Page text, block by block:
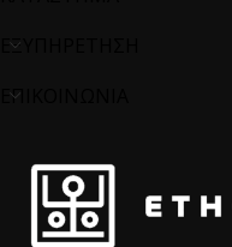
ΕΞΥΠΗΡΕΤΗΣΗ
ΕΠΙΚΟΙΝΩΝΙΑ